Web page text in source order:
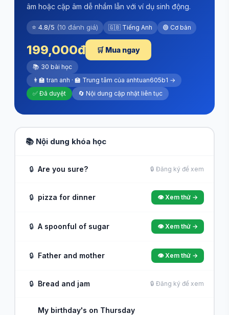
âm hoặc cặp âm dễ nhầm lẫn với ví dụ sinh động.
⭐ 4.8/5 (10 đánh giá) 🇬🇧 Tiếng Anh 🟢 Cơ bản
199,000đ 🛒 Mua ngay
📚 30 bài học
👨‍🏫 tran anh · 🏫 Trung tâm của anhtuan605b1 →
✅ Đã duyệt
🔄 Nội dung cập nhật liên tục
📚 Nội dung khóa học
🔒 Are you sure? 🔒 Đăng ký để xem
🔒 pizza for dinner 👁️ Xem thử →
🔒 A spoonful of sugar 👁️ Xem thử →
🔒 Father and mother 👁️ Xem thử →
🔒 Bread and jam 🔒 Đăng ký để xem
My birthday's on Thursday